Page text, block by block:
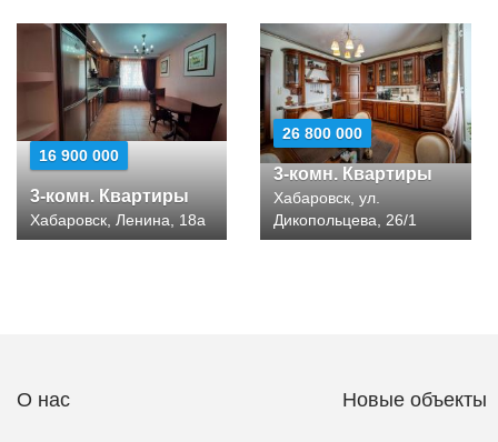
16 900 000
3-комн. Квартиры
Хабаровск, Ленина, 18а
26 800 000
3-комн. Квартиры
Хабаровск, ул.
Дикопольцева, 26/1
О нас Новые объекты